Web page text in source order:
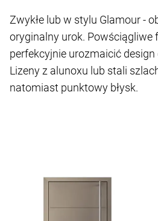
Zwykłe lub w stylu Glamour -
oryginalny urok. Powściągliwe
perfekcyjnie urozmaicić
Lizeny z alunoxu lub stali
natomiast punktowy błysk.